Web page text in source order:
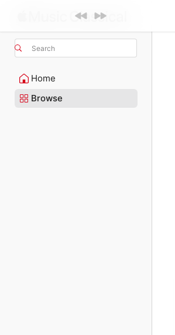
Search
Home
Browse